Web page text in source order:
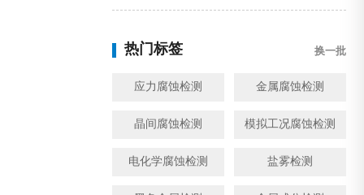
热门标签 换一批
应力腐蚀检测 金属腐蚀检测
晶间腐蚀检测 模拟工况腐蚀检测
电化学腐蚀检测 盐雾检测